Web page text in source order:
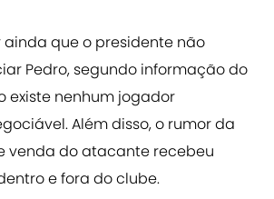
que o presidente não
Pedro, segundo informação do
existe nenhum jogador
Além disso, o rumor da
venda do atacante recebeu
e fora do clube.